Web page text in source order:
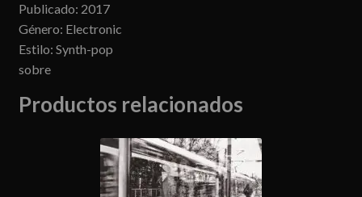
Publicado: 2017
Género: Electronic
Estilo: Synth-pop
sobre
Productos relacionados